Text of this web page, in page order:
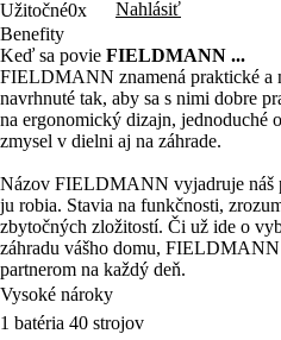
Užitočné0x
Nahlásiť
Benefity
Keď sa povie FIELDMANN ...
FIELDMANN znamená praktické a
navrhnuté tak, aby sa s nimi dobre
na ergonomický dizajn, jednoduché
zmysel v dielni aj na záhrade.
Názov FIELDMANN vyjadruje náš
ju robia. Stavia na funkčnosti,
zbytočných zložitostí. Či už ide o
záhradu vášho domu,
partnerom na každý deň.
Vysoké nároky
1 batéria 40 strojov